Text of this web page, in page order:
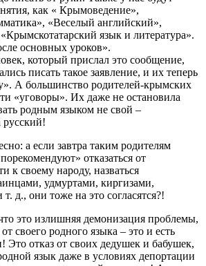
как « Крымоведение»,
«Веселый английский»,
язык и литература».
основных уроков».
который прислал это сообщение,
писать такое заявление, и их теперь
А большинство родителей-крымских
«уговоры». Их даже не остановила
родным языком не свой –
русский!
а если завтра таким родителям
отказаться от
к своему народу, назваться
удмуртами, киргизами,
д., они тоже на это согласятся?!
это излишняя демонизация проблемы,
своего родного языка – это и есть
Это отказ от своих дедушек и бабушек,
язык даже в условиях депортации